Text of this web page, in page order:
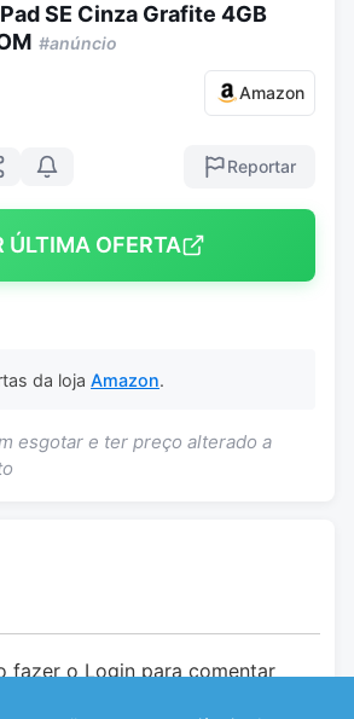
SE Cinza Grafite 4GB
#anúncio
Amazon
Reportar
ÚLTIMA OFERTA
da loja Amazon.
esgotar e ter preço alterado a
fazer o Login para comentar